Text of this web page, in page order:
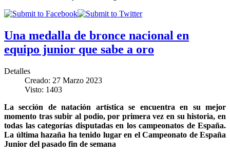
Una medalla de bronce nacional en
equipo junior que sabe a oro
Detalles
Creado: 27 Marzo 2023
Visto: 1403
La sección de natación artística se encuentra en su mejor
momento tras subir al podio, por primera vez en su historia, en
todas las categorías disputadas en los campeonatos de España.
La última hazaña ha tenido lugar en el Campeonato de España
Junior del pasado fin de semana